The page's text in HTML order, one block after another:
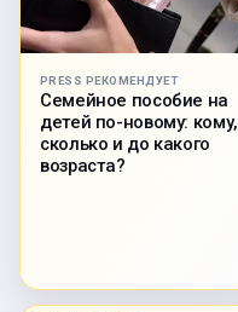
PRESS РЕКОМЕНДУЕТ
Семейное пособие на
детей по-новому: кому,
сколько и до какого
возраста?